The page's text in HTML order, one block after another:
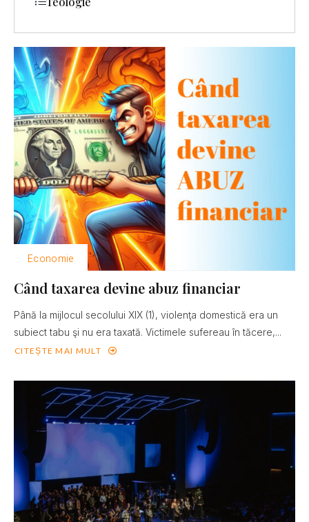
Economie
Când taxarea devine abuz financiar
Până la mijlocul secolului XIX (1), violenţa domestică era un
subiect tabu şi nu era taxată. Victimele sufereau în tăcere,...
CITEȘTE MAI MULT